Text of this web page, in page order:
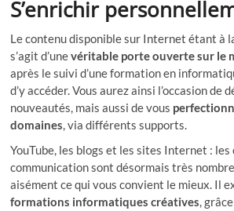
S’enrichir
Le contenu disponible sur Internet étant à
s’agit d’unevéritable porte ouverte sur le
après le suivi d’une formation en
d’y accéder. Vous aurez ainsi l’occasion de
nouveautés, mais aussi de vous
domaines, via différents supports.
YouTube, les blogs et les sites Internet : les
communication sont désormais très
aisément ce qui vous convient le mieux. Il
formations informatiques créatives,